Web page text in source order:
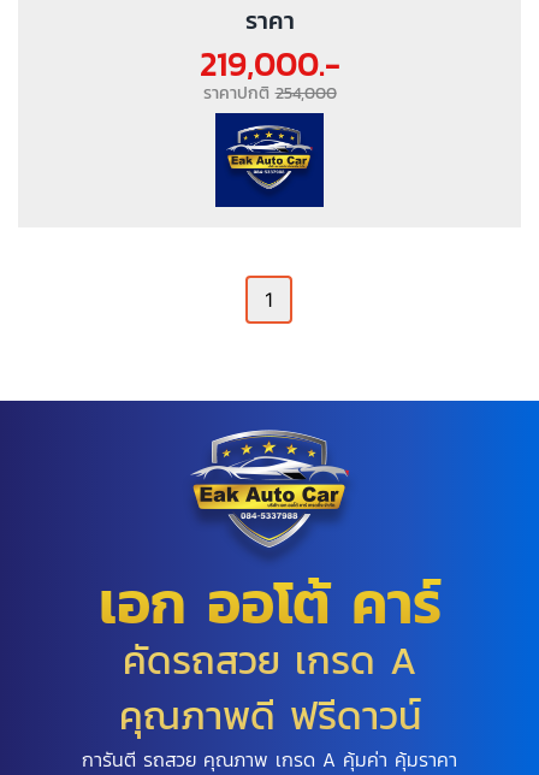
ราคา
219,000.-
ราคาปกติ254,000
1
เอก ออโต้ คาร์
คัดรถสวย เกรด A
คุณภาพดี ฟรีดาวน์
การันตี รถสวย คุณภาพ เกรด A คุ้มค่า คุ้มราคา